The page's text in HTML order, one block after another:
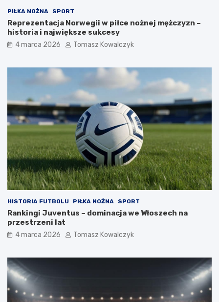
PIŁKA NOŻNA SPORT
Reprezentacja Norwegii w piłce nożnej mężczyzn –
historia i największe sukcesy
4 marca 2026 Tomasz Kowalczyk
HISTORIA FUTBOLU PIŁKA NOŻNA SPORT
Rankingi Juventus – dominacja we Włoszech na
przestrzeni lat
4 marca 2026 Tomasz Kowalczyk